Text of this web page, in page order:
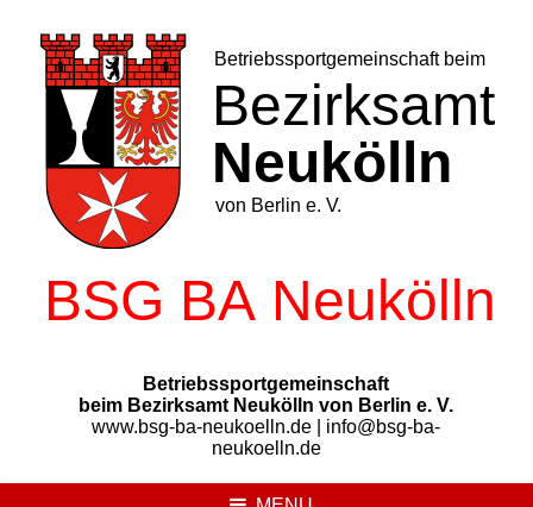
content
Betriebssportgemeinschaft
beim Bezirksamt Neukölln von Berlin e. V.
www.bsg-ba-neukoelln.de | info@bsg-ba-
neukoelln.de